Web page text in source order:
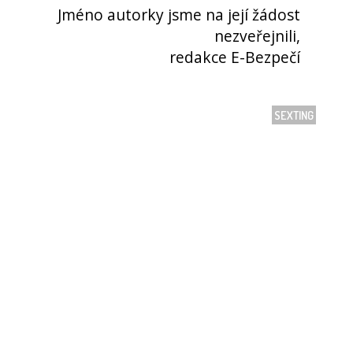
Jméno autorky jsme na její žádost
nezveřejnili,
redakce E-Bezpečí
SEXTING